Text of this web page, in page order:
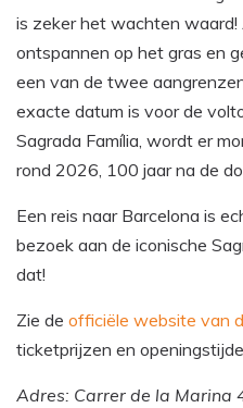
is zeker het wachten waard!
ontspannen op het gras en
een van de twee
exacte datum is voor de
Sagrada Família, wordt er
rond 2026, 100 jaar na de
Een reis naar Barcelona is
bezoek aan de iconische
dat!
Zie de officiële website van
ticketprijzen en
Adres: Carrer de la Marina